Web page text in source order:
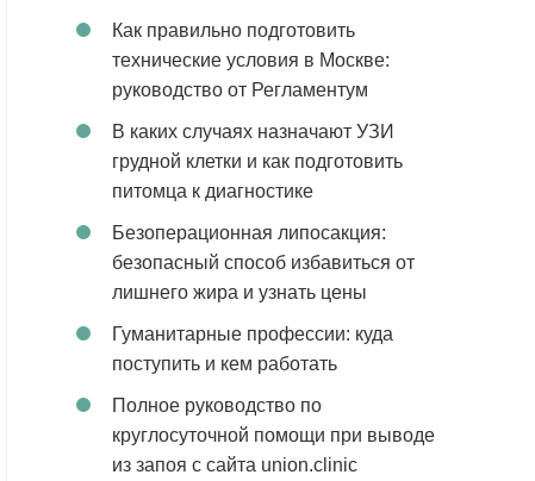
Как правильно подготовить
технические условия в Москве:
руководство от Регламентум
В каких случаях назначают УЗИ
грудной клетки и как подготовить
питомца к диагностике
Безоперационная липосакция:
безопасный способ избавиться от
лишнего жира и узнать цены
Гуманитарные профессии: куда
поступить и кем работать
Полное руководство по
круглосуточной помощи при выводе
из запоя с сайта union.clinic